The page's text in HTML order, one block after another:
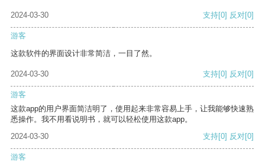
2024-03-30 支持[0] 反对[0]
游客
这款软件的界面设计非常简洁，一目了然。
2024-03-30 支持[0] 反对[0]
游客
这款app的用户界面简洁明了，使用起来非常容易上手，让我能够快速熟
悉操作。我不用看说明书，就可以轻松使用这款app。
2024-03-30
支持[0] 反对[0]
游客